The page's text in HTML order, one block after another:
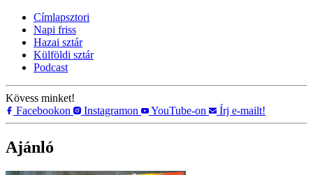
Címlapsztori
Napi friss
Hazai sztár
Külföldi sztár
Podcast
Kövess minket!
Facebookon
Instagramon YouTube-on Írj e-mailt!
Ajánló